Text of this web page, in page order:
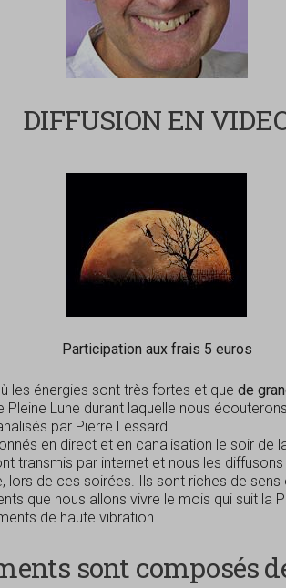
DIFFUSION EN
Participation aux frais 5 euros
les énergies sont très fortes et que de
Pleine Lune durant laquelle nous
par Pierre Lessard.
en direct et en canalisation le soir de
transmis par internet et nous les
lors de ces soirées. Ils sont riches de
que nous allons vivre le mois qui suit la
de haute vibration..
sont composés